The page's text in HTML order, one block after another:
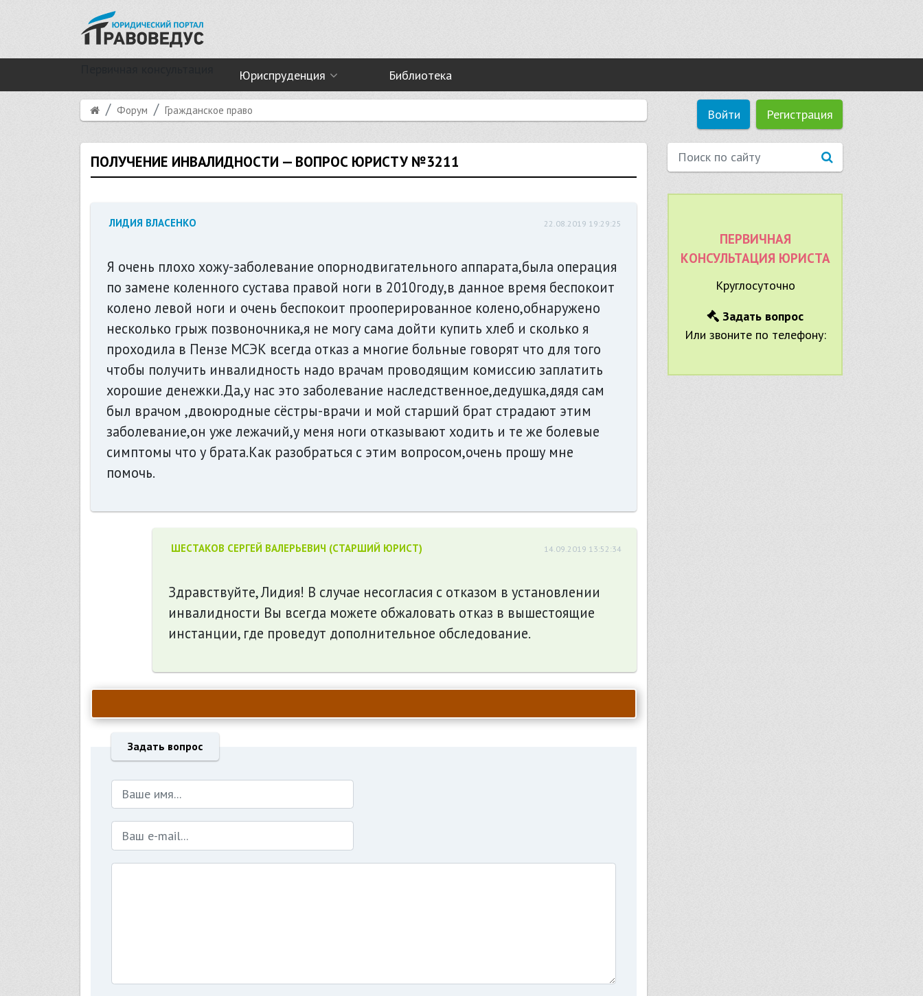
Юриспруденция Библиотека
Форум Гражданское право Войти Регистрация
ПОЛУЧЕНИЕ ИНВАЛИДНОСТИ — ВОПРОС ЮРИСТУ №3211
ЛИДИЯ ВЛАСЕНКО 22.08.2019 19:29:25
Я очень плохо хожу-заболевание опорнодвигательного аппарата,была операция
по замене коленного сустава правой ноги в 2010году,в данное время беспокоит
колено левой ноги и очень беспокоит прооперированное колено,обнаружено
несколько грыж позвоночника,я не могу сама дойти купить хлеб и сколько я
проходила в Пензе МСЭК всегда отказ а многие больные говорят что для того
чтобы получить инвалидность надо врачам проводящим комиссию заплатить
хорошие денежки.Да,у нас это заболевание наследственное,дедушка,дядя сам
был врачом ,двоюродные сёстры-врачи и мой старший брат страдают этим
заболевание,он уже лежачий,у меня ноги отказывают ходить и те же болевые
симптомы что у брата.Как разобраться с этим вопросом,очень прошу мне
помочь.
ШЕСТАКОВ СЕРГЕЙ ВАЛЕРЬЕВИЧ (СТАРШИЙ ЮРИСТ) 14.09.2019 13:52:34
Здравствуйте, Лидия! В случае несогласия с отказом в установлении
инвалидности Вы всегда можете обжаловать отказ в вышестоящие
инстанции, где проведут дополнительное обследование.
Задать вопрос
ПЕРВИЧНАЯ
КОНСУЛЬТАЦИЯ ЮРИСТА
Круглосуточно
Задать вопрос
Или звоните по телефону: